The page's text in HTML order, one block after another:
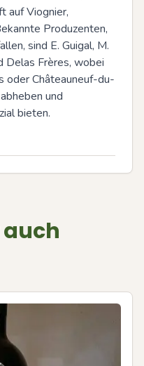
auf Viognier,
Produzenten,
sind E. Guigal, M.
Delas Frères, wobei
oder Châteauneuf-du-
und
bieten.